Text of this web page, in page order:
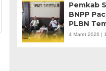
Pemkab
BNPP
PLBN
4 Maret 2026 |